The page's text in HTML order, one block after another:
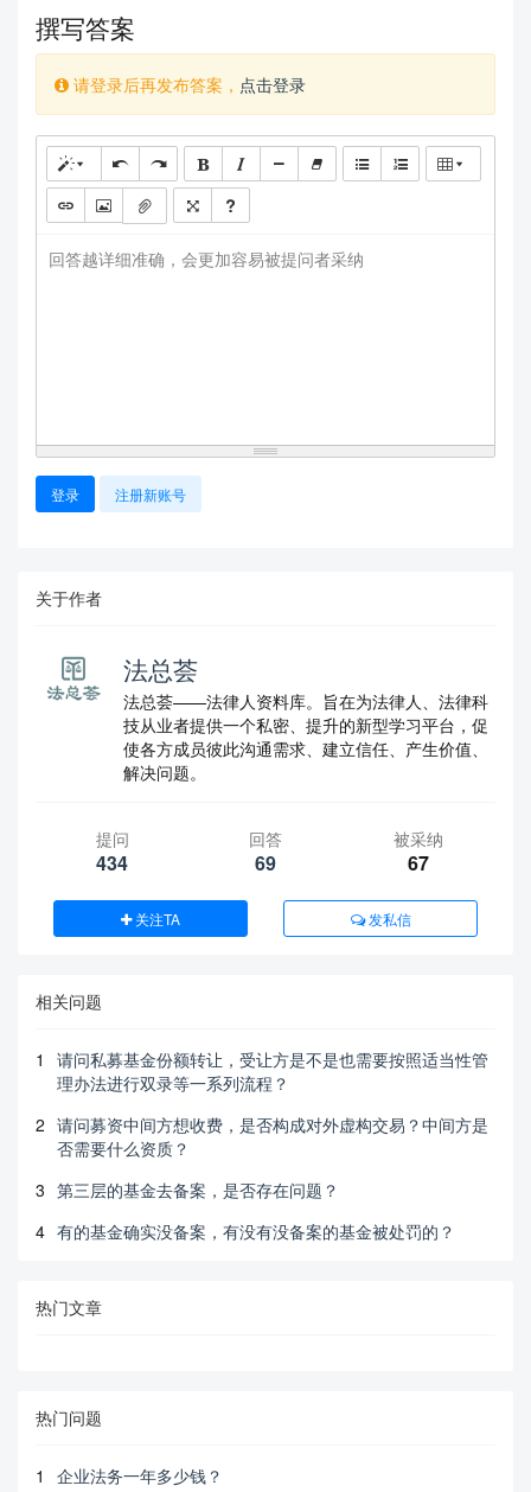
撰写答案
请登录后再发布答案， 点击登录
回答越详细准确，会更加容易被提问者采纳
登录 注册新账号
关于作者
法总荟
法总荟——法律人资料库。旨在为法律人、法律科
技从业者提供一个私密、提升的新型学习平台，促
使各方成员彼此沟通需求、建立信任、产生价值、
解决问题。
提问
434
回答
69
被采纳
67
关注TA 发私信
相关问题
1
请问私募基金份额转让，受让方是不是也需要按照适当性管
理办法进行双录等一系列流程？
2 请问募资中间方想收费，是否构成对外虚构交易？中间方是
否需要什么资质？
3 第三层的基金去备案，是否存在问题？
4 有的基金确实没备案，有没有没备案的基金被处罚的？
热门文章
热门问题
1
企业法务一年多少钱？